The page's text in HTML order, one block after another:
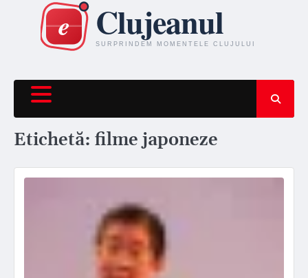
content
Etichetă: filme japoneze